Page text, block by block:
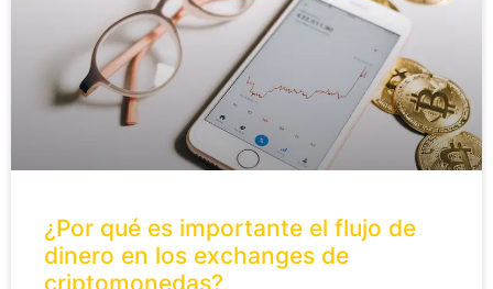
¿Por qué es importante el flujo de
dinero en los exchanges de
criptomonedas?